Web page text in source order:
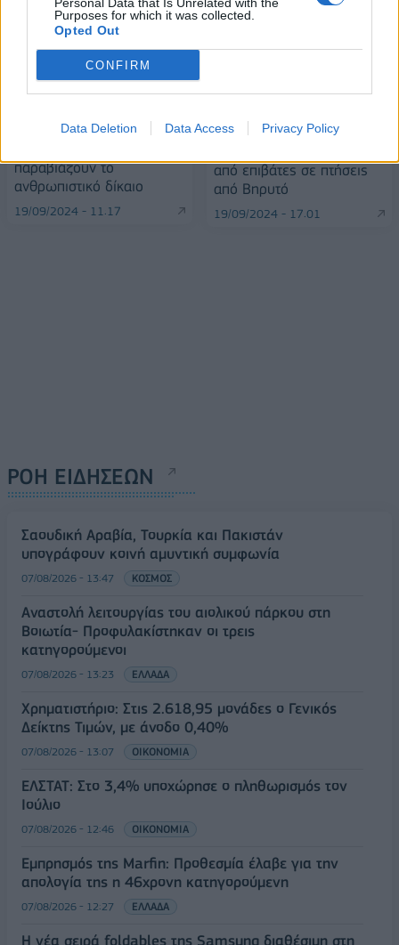
Purposes for which it was collected.
Opted Out
CONFIRM
Data Deletion Data Access Privacy Policy
στο ουκρανικό ενεργειακό
παραβιάζουν το
ανθρωπιστικό δίκαιο
19/09/2024 - 11:17
νεωτέρας η μεταφορά
από επιβάτες σε πτήσεις
από Βηρυτό
19/09/2024 - 17:01
ΡΟΗ ΕΙΔΗΣΕΩΝ
Σαουδική Αραβία, Τουρκία και Πακιστάν
υπογράφουν κοινή αμυντική συμφωνία
07/08/2026 - 13:47 ΚΟΣΜΟΣ
Αναστολή λειτουργίας του αιολικού πάρκου στη
Βοιωτία- Προφυλακίστηκαν οι τρεις
κατηγορούμενοι
07/08/2026 - 13:23 ΕΛΛΑΔΑ
Χρηματιστήριο: Στις 2.618,95 μονάδες ο Γενικός
Δείκτης Τιμών, με άνοδο 0,40%
07/08/2026 - 13:07 ΟΙΚΟΝΟΜΙΑ
ΕΛΣΤΑΤ: Στο 3,4% υποχώρησε ο πληθωρισμός τον
Ιούλιο
07/08/2026 - 12:46 ΟΙΚΟΝΟΜΙΑ
Εμπρησμός της Marfin: Προθεσμία έλαβε για την
απολογία της η 46χρονη κατηγορούμενη
07/08/2026 - 12:27 ΕΛΛΑΔΑ
Η νέα σειρά foldables της Samsung διαθέσιμη στη